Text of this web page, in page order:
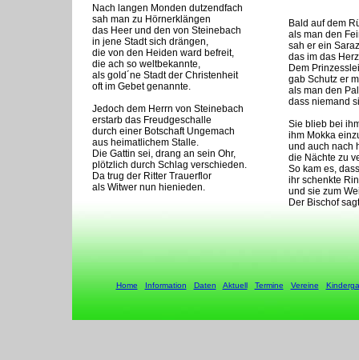
Nach langen Monden dutzendfach
sah man zu Hörnerklängen
das Heer und den von Steinebach
in jene Stadt sich drängen,
die von den Heiden ward befreit,
die ach so weltbekannte,
als gold´ne Stadt der Christenheit
oft im Gebet genannte.
Jedoch dem Herrn von Steinebach
erstarb das Freudgeschalle
durch einer Botschaft Ungemach
aus heimatlichem Stalle.
Die Gattin sei, drang an sein Ohr,
plötzlich durch Schlag verschieden.
Da trug der Ritter Trauerflor
als Witwer nun hienieden.
Bald auf dem
als man den
sah er ein
das im das
Dem
gab Schutz er
als man den
dass niemand
Sie blieb bei
ihm Mokka
und auch nach
die Nächte zu
So kam es,
ihr schenkte
und sie zum
Der Bischof
Home Information Daten Aktuell Termine Vereine